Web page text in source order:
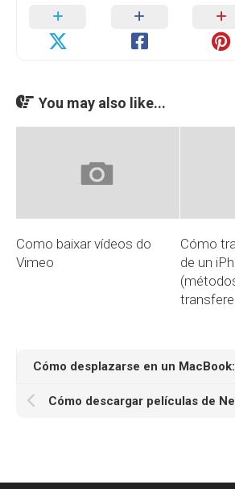
You may also like...
Como baixar vídeos do
Vimeo
Cómo
de un